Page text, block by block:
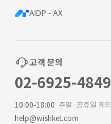
AIDP - AX
고객 문의
02-6925-4849
10:00-18:00 주말·공휴일 제외
help@wishket.com